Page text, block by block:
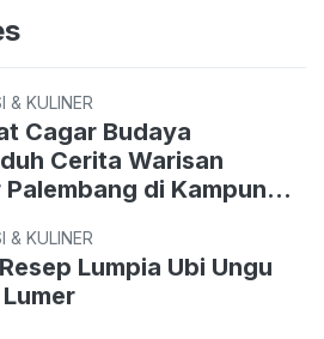
& KULINER
Cagar Budaya
Cerita Warisan
Palembang di Kampung
& KULINER
Lumpia Ubi Ungu